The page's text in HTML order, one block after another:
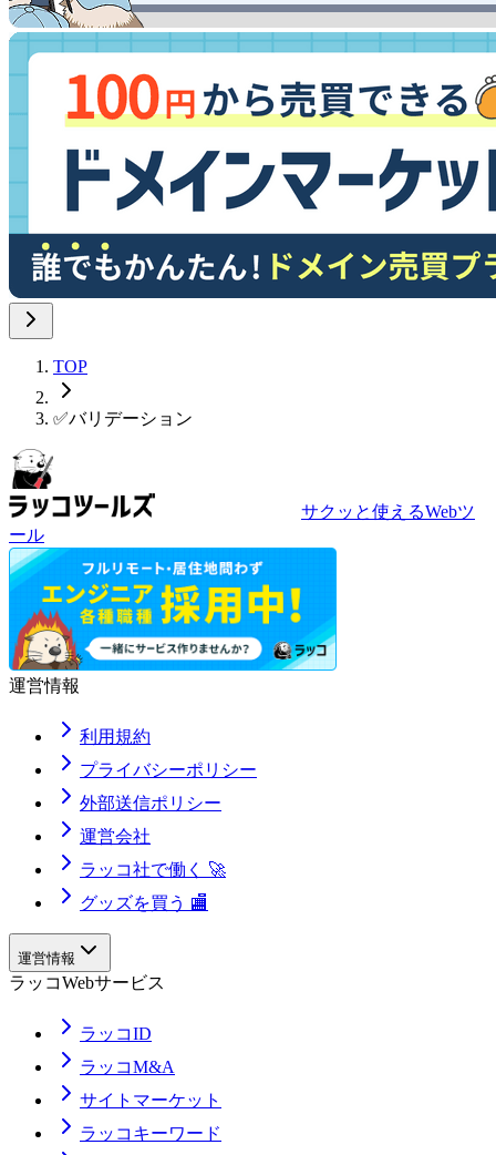
TOP
✅バリデーション
サクッと使えるWebツ
ール
運営情報
利用規約
プライバシーポリシー
外部送信ポリシー
運営会社
ラッコ社で働く 🚀
グッズを買う 🏬
運営情報
ラッコWebサービス
ラッコID
ラッコM&A
サイトマーケット
ラッコキーワード